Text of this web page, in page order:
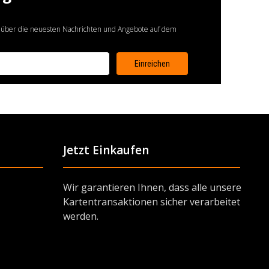
die neuesten Nachrichten und Angebote auf dem
Jetzt Einkaufen
Wir garantieren Ihnen, dass alle unsere
Kartentransaktionen sicher verarbeitet
werden.